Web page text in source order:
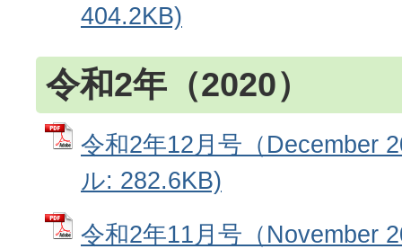
404.2KB)
令和2年（2020）
令和2年12月号（December
ル: 282.6KB)
令和2年11月号（November